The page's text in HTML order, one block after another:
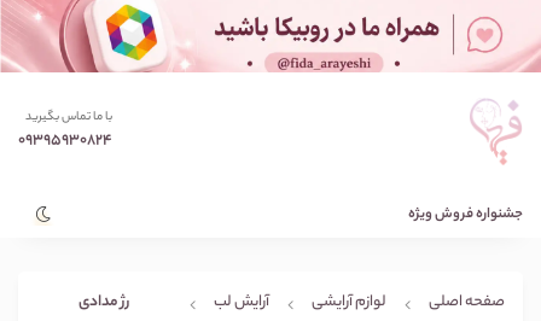
با ما تماس بگیرید
09395930824
جشنواره فروش ویژه
صفحه اصلی لوازم آرایشی آرایش لب رژ مدادی